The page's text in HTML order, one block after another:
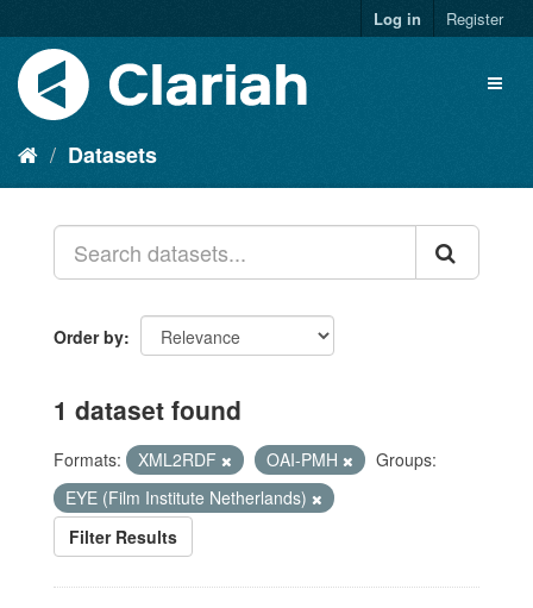
Log in Register
Datasets
Order by
1 dataset found
Formats: XML2RDF OAI-PMH
Groups:
EYE (Film Institute Netherlands)
Filter Results